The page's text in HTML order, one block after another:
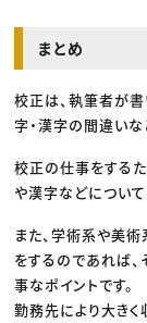
まとめ
校正は、執筆者が書
字・漢字の間違いな
校正の仕事をする
や漢字などについ
また、学術系や美
をするのであれば
事なポイントです。
勤務先により大きく